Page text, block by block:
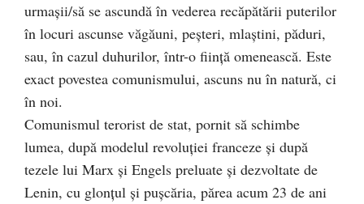
urmaşii/să se ascundă în vederea recăpătării puterilor
în locuri ascunse văgăuni, peşteri, mlaştini, păduri,
sau, în cazul duhurilor, într-o fiinţă omenească. Este
exact povestea comunismului, ascuns nu în natură, ci
în noi.
Comunismul terorist de stat, pornit să schimbe
lumea, după modelul revoluţiei franceze şi după
tezele lui Marx şi Engels preluate şi dezvoltate de
Lenin, cu glonţul şi puşcăria, părea acum 23 de ani